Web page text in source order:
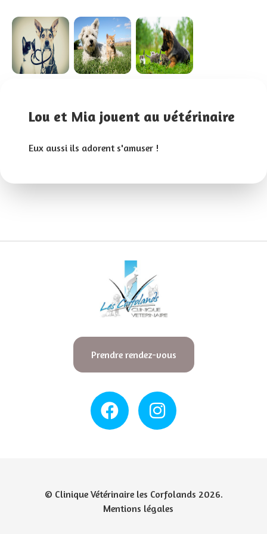
Lou et Mia jouent au vétérinaire
Eux aussi ils adorent s'amuser !
Prendre rendez-vous
© Clinique Vétérinaire les Corfolands 2026.
Mentions légales